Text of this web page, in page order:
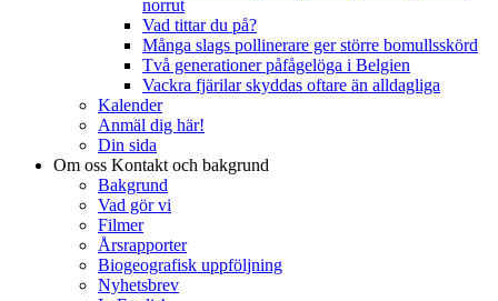
norrut
Vad tittar du på?
Många slags pollinerare ger större bomullsskörd
Två generationer påfågelöga i Belgien
Vackra fjärilar skyddas oftare än alldagliga
Kalender
Anmäl dig här!
Din sida
Om oss Kontakt och bakgrund
Bakgrund
Vad gör vi
Filmer
Årsrapporter
Biogeografisk uppföljning
Nyhetsbrev